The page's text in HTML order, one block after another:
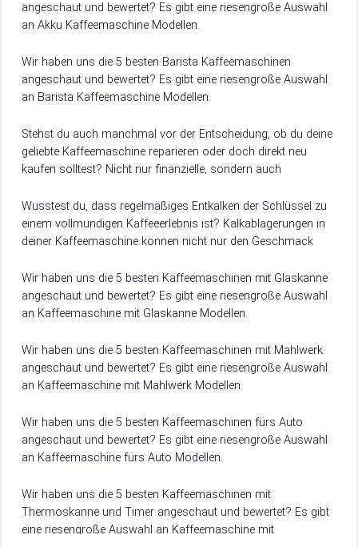
mit Mahlwerk ankommt.
angeschaut und bewertet? Es gibt eine riesengroße Auswahl
an Akku Kaffeemaschine Modellen.
wir dir hier, worauf es beim Kauf von Akku Kaffeemaschine
ankommt.
Wir haben uns die 5 besten Barista Kaffeemaschinen
angeschaut und bewertet? Es gibt eine riesengroße Auswahl
an Barista Kaffeemaschine Modellen.
wir dir hier, worauf es beim Kauf von Barista Kaffeemaschine
ankommt.
Stehst du auch manchmal vor der Entscheidung, ob du deine
geliebte Kaffeemaschine reparieren oder doch direkt neu
kaufen solltest? Nicht nur finanzielle, sondern auch
Wusstest du, dass regelmäßiges Entkalken der Schlüssel zu
einem vollmundigen Kaffeeerlebnis ist? Kalkablagerungen in
deiner Kaffeemaschine können nicht nur den Geschmack
Lebensdauer und Energieeffizienz…
Wir haben uns die 5 besten Kaffeemaschinen mit Glaskanne
angeschaut und bewertet? Es gibt eine riesengroße Auswahl
an Kaffeemaschine mit Glaskanne Modellen.
wir dir hier, worauf es beim Kauf von Kaffeemaschine mit
Glaskanne ankommt.
Wir haben uns die 5 besten Kaffeemaschinen mit Mahlwerk
angeschaut und bewertet? Es gibt eine riesengroße Auswahl
an Kaffeemaschine mit Mahlwerk Modellen.
wir dir hier, worauf es beim Kauf von Kaffeemaschine mit
Mahlwerk ankommt.
Wir haben uns die 5 besten Kaffeemaschinen fürs Auto
angeschaut und bewertet? Es gibt eine riesengroße Auswahl
an Kaffeemaschine fürs Auto Modellen.
wir dir hier, worauf es beim Kauf von Kaffeemaschine fürs
Auto ankommt.
Wir haben uns die 5 besten Kaffeemaschinen mit
Thermoskanne und Timer angeschaut und bewertet? Es gibt
eine riesengroße Auswahl an Kaffeemaschine mit